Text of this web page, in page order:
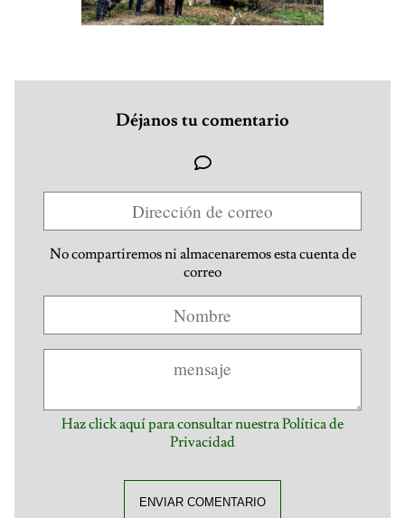
Déjanos tu comentario
No compartiremos ni almacenaremos esta cuenta de
correo
Haz click aquí para consultar nuestra Política de
Privacidad
ENVIAR COMENTARIO